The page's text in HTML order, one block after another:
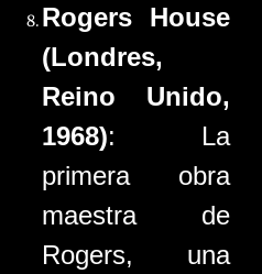
Rogers House
(Londres,
Reino Unido,
1968): La
primera obra
maestra de
Rogers, una